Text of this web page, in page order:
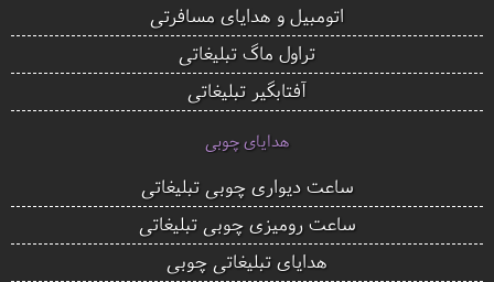
اتومبیل و هدایای مسافرتی
تراول ماگ تبلیغاتی
آفتابگیر تبلیغاتی
هدایای چوبی
ساعت دیواری چوبی تبلیغاتی
ساعت رومیزی چوبی تبلیغاتی
هدایای تبلیغاتی چوبی